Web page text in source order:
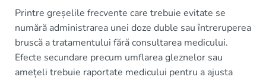
Printre greșelile frecvente care trebuie evitate se
numără administrarea unei doze duble sau întreruperea
bruscă a tratamentului fără consultarea medicului.
Efecte secundare precum umflarea gleznelor sau
amețeli trebuie raportate medicului pentru a ajusta